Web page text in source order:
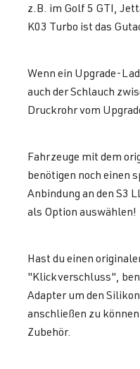
z.B. im Golf 5 GTI,
K03 Turbo ist das
Wenn ein Upgrade-
auch der Schlauch
Druckrohr vom
Fahrzeuge mit dem
benötigen noch einen
Anbindung an den S3
als Option auswählen!
Hast du einen
"Klickverschluss",
Adapter um den
anschließen zu
Zubehör.